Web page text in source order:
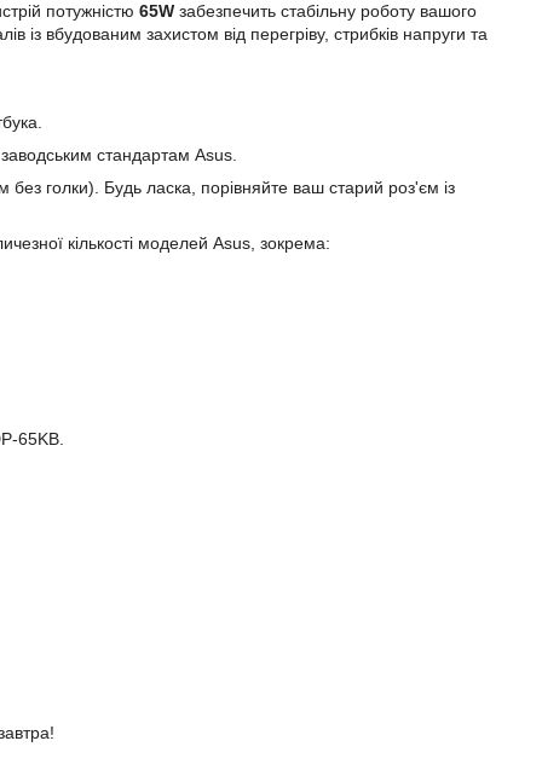
потужністю 65W забезпечить стабільну роботу вашого
із вбудованим захистом від перегріву, стрибків напруги та
заводським стандартам Asus.
без голки). Будь ласка, порівняйте ваш старий роз'єм із
кількості моделей Asus, зокрема:
65KB.